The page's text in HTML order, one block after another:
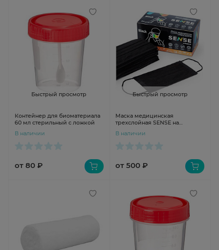
Быстрый просмотр
Контейнер для биоматериала
60 мл стерильный с ложкой
В наличии
от 80 ₽
Быстрый просмотр
Маска медицинская
трехслойная SENSE на
В наличии
от 500 ₽